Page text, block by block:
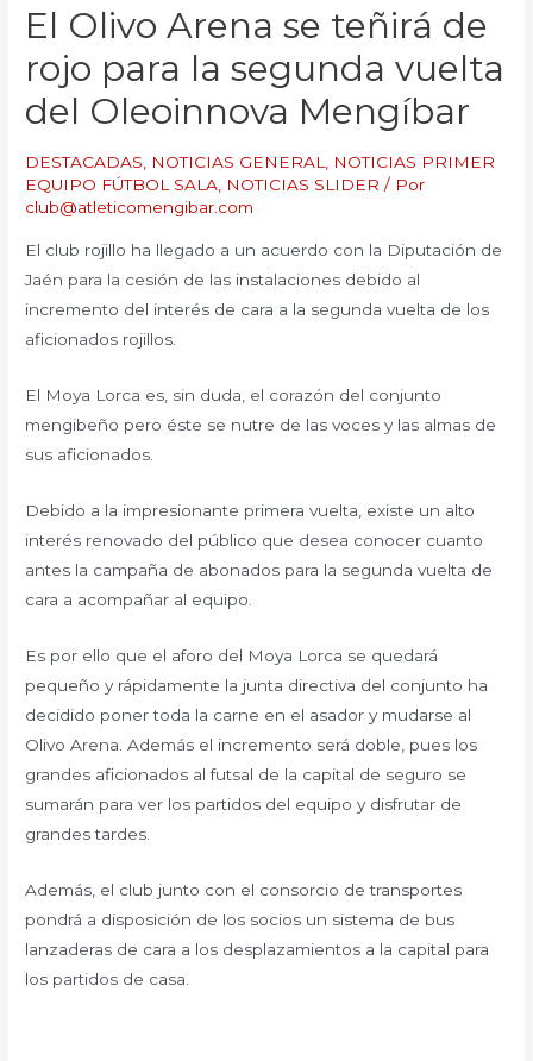
El Olivo Arena se teñirá de
rojo para la segunda vuelta
del Oleoinnova Mengíbar
DESTACADAS, NOTICIAS GENERAL, NOTICIAS PRIMER
EQUIPO FÚTBOL SALA, NOTICIAS SLIDER / Por
club@atleticomengibar.com
El club rojillo ha llegado a un acuerdo con la Diputación de
Jaén para la cesión de las instalaciones debido al
incremento del interés de cara a la segunda vuelta de los
aficionados rojillos.
El Moya Lorca es, sin duda, el corazón del conjunto
mengibeño pero éste se nutre de las voces y las almas de
sus aficionados.
Debido a la impresionante primera vuelta, existe un alto
interés renovado del público que desea conocer cuanto
antes la campaña de abonados para la segunda vuelta de
cara a acompañar al equipo.
Es por ello que el aforo del Moya Lorca se quedará
pequeño y rápidamente la junta directiva del conjunto ha
decidido poner toda la carne en el asador y mudarse al
Olivo Arena. Además el incremento será doble, pues los
grandes aficionados al futsal de la capital de seguro se
sumarán para ver los partidos del equipo y disfrutar de
grandes tardes.
Además, el club junto con el consorcio de transportes
pondrá a disposición de los socios un sistema de bus
lanzaderas de cara a los desplazamientos a la capital para
los partidos de casa.